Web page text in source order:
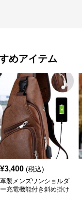
めアイテム
¥3,400 (税込)
革製メンズワンショルダ
ー充電機能付き斜め掛け